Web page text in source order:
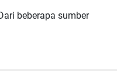
beberapa sumber